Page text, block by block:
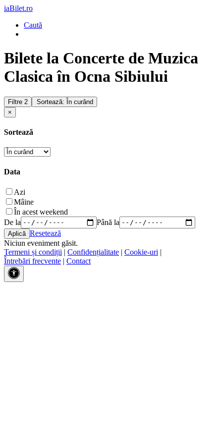
iaBilet.ro
Caută
Bilete la Concerte de Muzica
Clasica în Ocna Sibiului
Filtre 2
Sortează: În curând
×
Sortează
Data
Azi
Mâine
În acest weekend
De la
Până la
Resetează
Niciun eveniment găsit.
Termeni și condiții | Confidențialitate | Cookie-uri |
Întrebări frecvente | Contact